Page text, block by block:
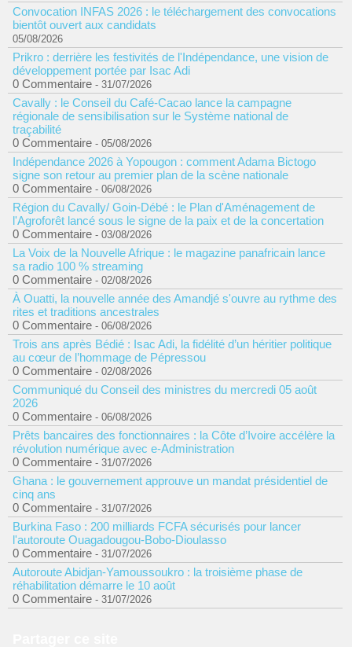
Convocation INFAS 2026 : le téléchargement des convocations
bientôt ouvert aux candidats
05/08/2026
Prikro : derrière les festivités de l'Indépendance, une vision de
développement portée par Isac Adi
0 Commentaire - 31/07/2026
Cavally : le Conseil du Café-Cacao lance la campagne
régionale de sensibilisation sur le Système national de
traçabilité
0 Commentaire - 05/08/2026
Indépendance 2026 à Yopougon : comment Adama Bictogo
signe son retour au premier plan de la scène nationale
0 Commentaire - 06/08/2026
Région du Cavally/ Goin-Débé : le Plan d'Aménagement de
l'Agroforêt lancé sous le signe de la paix et de la concertation
0 Commentaire - 03/08/2026
La Voix de la Nouvelle Afrique : le magazine panafricain lance
sa radio 100 % streaming
0 Commentaire - 02/08/2026
À Ouatti, la nouvelle année des Amandjé s'ouvre au rythme des
rites et traditions ancestrales
0 Commentaire - 06/08/2026
Trois ans après Bédié : Isac Adi, la fidélité d’un héritier politique
au cœur de l’hommage de Pépressou
0 Commentaire - 02/08/2026
Communiqué du Conseil des ministres du mercredi 05 août
2026
0 Commentaire - 06/08/2026
Prêts bancaires des fonctionnaires : la Côte d’Ivoire accélère la
révolution numérique avec e-Administration
0 Commentaire - 31/07/2026
Ghana : le gouvernement approuve un mandat présidentiel de
cinq ans
0 Commentaire - 31/07/2026
Burkina Faso : 200 milliards FCFA sécurisés pour lancer
l'autoroute Ouagadougou-Bobo-Dioulasso
0 Commentaire - 31/07/2026
Autoroute Abidjan-Yamoussoukro : la troisième phase de
réhabilitation démarre le 10 août
0 Commentaire - 31/07/2026